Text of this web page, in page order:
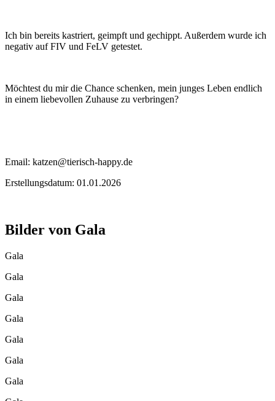
Ich bin bereits kastriert, geimpft und gechippt. Außerdem wurde ich
negativ auf FIV und FeLV getestet.
Möchtest du mir die Chance schenken, mein junges Leben endlich
in einem liebevollen Zuhause zu verbringen?
Email: katzen@tierisch-happy.de
Erstellungsdatum: 01.01.2026
Bilder von Gala
Gala
Gala
Gala
Gala
Gala
Gala
Gala